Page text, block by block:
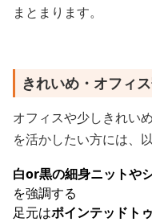
まとまります。
きれいめ・オフィ
オフィスや少しきれい
を活かしたい方には、
白or黒の細身ニットや
を強調する
足元はポインテッドト